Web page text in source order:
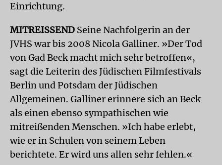
Einrichtung.
MITREISSEND
Seine Nachfolgerin an der
JVHS war bis 2008 Nicola Galliner. »Der Tod
von Gad Beck macht mich sehr betroffen«,
sagt die Leiterin des Jüdischen Filmfestivals
Berlin und Potsdam der Jüdischen
Allgemeinen. Galliner erinnere sich an Beck
als einen ebenso sympathischen wie
mitreißenden Menschen. »Ich habe erlebt,
wie er in Schulen von seinem Leben
berichtete. Er wird uns allen sehr fehlen.«